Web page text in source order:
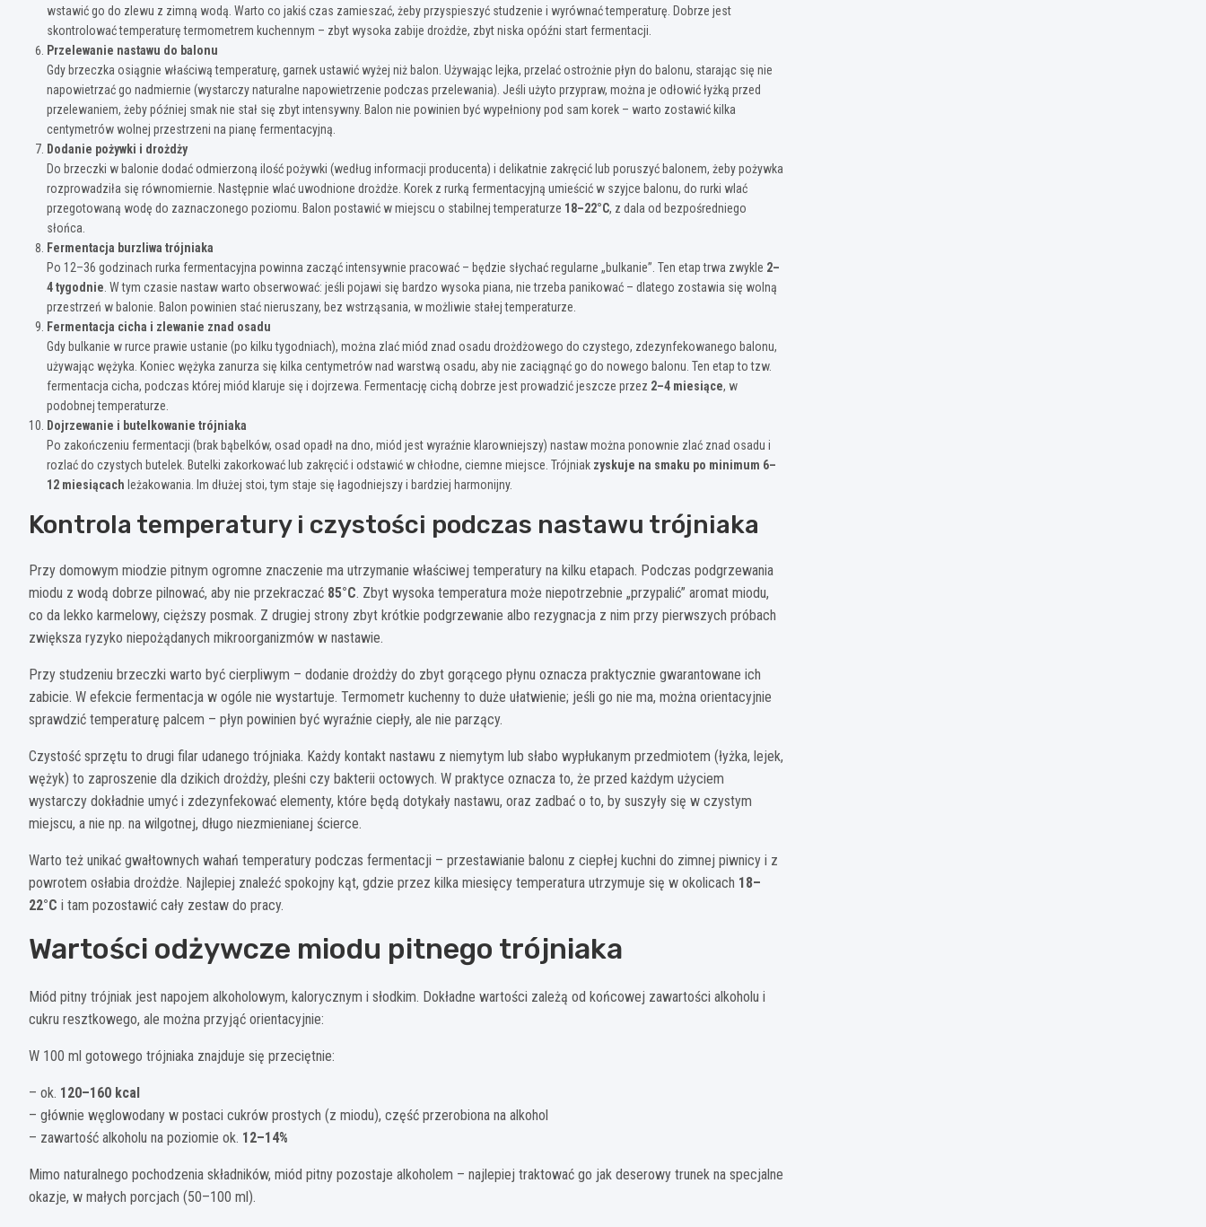
wstawić go do zlewu z zimną wodą. Warto co jakiś czas zamieszać, żeby przyspieszyć studzenie i wyrównać temperaturę. Dobrze jest
skontrolować temperaturę termometrem kuchennym – zbyt wysoka zabije drożdże, zbyt niska opóźni start fermentacji.
Przelewanie nastawu do balonu
Gdy brzeczka osiągnie właściwą temperaturę, garnek ustawić wyżej niż balon. Używając lejka, przelać ostrożnie płyn do balonu, starając się nie
napowietrzać go nadmiernie (wystarczy naturalne napowietrzenie podczas przelewania). Jeśli użyto przypraw, można je odłowić łyżką przed
przelewaniem, żeby później smak nie stał się zbyt intensywny. Balon nie powinien być wypełniony pod sam korek – warto zostawić kilka
centymetrów wolnej przestrzeni na pianę fermentacyjną.
Dodanie pożywki i drożdży
Do brzeczki w balonie dodać odmierzoną ilość pożywki (według informacji producenta) i delikatnie zakręcić lub poruszyć balonem, żeby pożywka
rozprowadziła się równomiernie. Następnie wlać uwodnione drożdże. Korek z rurką fermentacyjną umieścić w szyjce balonu, do rurki wlać
przegotowaną wodę do zaznaczonego poziomu. Balon postawić w miejscu o stabilnej temperaturze 18–22°C, z dala od bezpośredniego
słońca.
Fermentacja burzliwa trójniaka
Po 12–36 godzinach rurka fermentacyjna powinna zacząć intensywnie pracować – będzie słychać regularne „bulkanie”. Ten etap trwa zwykle 2–
4 tygodnie. W tym czasie nastaw warto obserwować: jeśli pojawi się bardzo wysoka piana, nie trzeba panikować – dlatego zostawia się wolną
przestrzeń w balonie. Balon powinien stać nieruszany, bez wstrząsania, w możliwie stałej temperaturze.
Fermentacja cicha i zlewanie znad osadu
Gdy bulkanie w rurce prawie ustanie (po kilku tygodniach), można zlać miód znad osadu drożdżowego do czystego, zdezynfekowanego balonu,
używając wężyka. Koniec wężyka zanurza się kilka centymetrów nad warstwą osadu, aby nie zaciągnąć go do nowego balonu. Ten etap to tzw.
fermentacja cicha, podczas której miód klaruje się i dojrzewa. Fermentację cichą dobrze jest prowadzić jeszcze przez 2–4 miesiące, w
podobnej temperaturze.
Dojrzewanie i butelkowanie trójniaka
Po zakończeniu fermentacji (brak bąbelków, osad opadł na dno, miód jest wyraźnie klarowniejszy) nastaw można ponownie zlać znad osadu i
rozlać do czystych butelek. Butelki zakorkować lub zakręcić i odstawić w chłodne, ciemne miejsce. Trójniak zyskuje na smaku po minimum 6–
12 miesiącach leżakowania. Im dłużej stoi, tym staje się łagodniejszy i bardziej harmonijny.
Kontrola temperatury i czystości podczas nastawu trójniaka
Przy domowym miodzie pitnym ogromne znaczenie ma utrzymanie właściwej temperatury na kilku etapach. Podczas podgrzewania
miodu z wodą dobrze pilnować, aby nie przekraczać 85°C. Zbyt wysoka temperatura może niepotrzebnie „przypalić” aromat miodu,
co da lekko karmelowy, cięższy posmak. Z drugiej strony zbyt krótkie podgrzewanie albo rezygnacja z nim przy pierwszych próbach
zwiększa ryzyko niepożądanych mikroorganizmów w nastawie.
Przy studzeniu brzeczki warto być cierpliwym – dodanie drożdży do zbyt gorącego płynu oznacza praktycznie gwarantowane ich
zabicie. W efekcie fermentacja w ogóle nie wystartuje. Termometr kuchenny to duże ułatwienie; jeśli go nie ma, można orientacyjnie
sprawdzić temperaturę palcem – płyn powinien być wyraźnie ciepły, ale nie parzący.
Czystość sprzętu to drugi filar udanego trójniaka. Każdy kontakt nastawu z niemytym lub słabo wypłukanym przedmiotem (łyżka, lejek,
wężyk) to zaproszenie dla dzikich drożdży, pleśni czy bakterii octowych. W praktyce oznacza to, że przed każdym użyciem
wystarczy dokładnie umyć i zdezynfekować elementy, które będą dotykały nastawu, oraz zadbać o to, by suszyły się w czystym
miejscu, a nie np. na wilgotnej, długo niezmienianej ścierce.
Warto też unikać gwałtownych wahań temperatury podczas fermentacji – przestawianie balonu z ciepłej kuchni do zimnej piwnicy i z
powrotem osłabia drożdże. Najlepiej znaleźć spokojny kąt, gdzie przez kilka miesięcy temperatura utrzymuje się w okolicach 18–
22°C i tam pozostawić cały zestaw do pracy.
Wartości odżywcze miodu pitnego trójniaka
Miód pitny trójniak jest napojem alkoholowym, kalorycznym i słodkim. Dokładne wartości zależą od końcowej zawartości alkoholu i
cukru resztkowego, ale można przyjąć orientacyjnie:
W 100 ml gotowego trójniaka znajduje się przeciętnie:
– ok. 120–160 kcal
– głównie węglowodany w postaci cukrów prostych (z miodu), część przerobiona na alkohol
– zawartość alkoholu na poziomie ok. 12–14%
Mimo naturalnego pochodzenia składników, miód pitny pozostaje alkoholem – najlepiej traktować go jak deserowy trunek na specjalne
okazje, w małych porcjach (50–100 ml).